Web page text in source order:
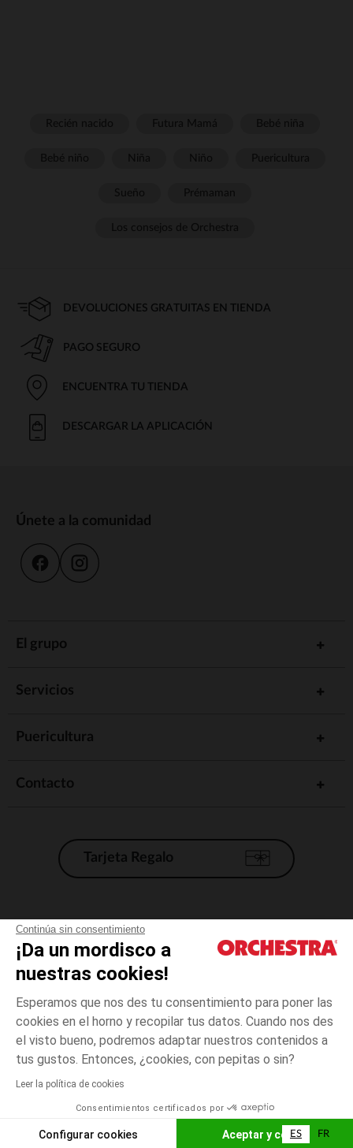
Continúa sin consentimiento
¡Da un mordisco a
nuestras cookies!
Esperamos que nos des tu consentimiento para poner las
cookies en el horno y recopilar tus datos. Cuando nos des
el visto bueno, podremos adaptar nuestros contenidos a
tus gustos. Entonces, ¿cookies, con pepitas o sin?
Leer la política de cookies
Consentimientos certificados por
Configurar cookies Aceptar y cerrar
Negro
talla
unica
El pago medidante
AÑADIR A LA CESTA
DEVOLUCIONES GRATUITAS EN TIENDA
PAGO SEGURO
ENCUENTRA TU TIENDA
DESCARGAR LA APLICACIÓN
Únete a la comunidad
El grupo
Servicios
Puericultura
Contacto
Tarjeta Regalo
Condiciones generales de venta
Aviso Legal
*Condiciones de las ofertas actuales
Gestión de las cookies
Accesibilidad: no conforme
Orchestra adhiere al código de ética de la Federación Francesa de comercio
electrónico y venta a distancia (FEVAD) y al sistema de mediación de
ES FR